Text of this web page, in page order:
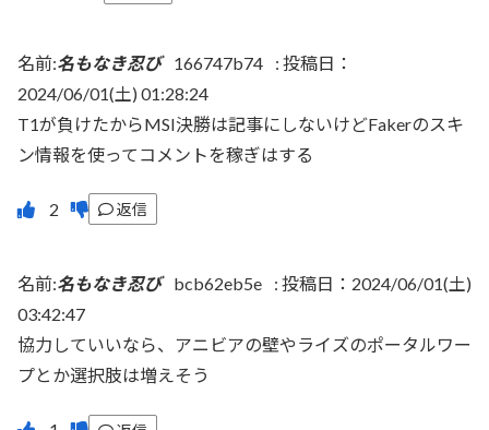
名前:名もなき忍び 166747b74 : 投稿日：
2024/06/01(土) 01:28:24
T1が負けたからMSI決勝は記事にしないけどFakerのスキ
ン情報を使ってコメントを稼ぎはする
返信
名前:名もなき忍び bcb62eb5e : 投稿日：2024/06/01(土)
03:42:47
協力していいなら、アニビアの壁やライズのポータルワー
プとか選択肢は増えそう